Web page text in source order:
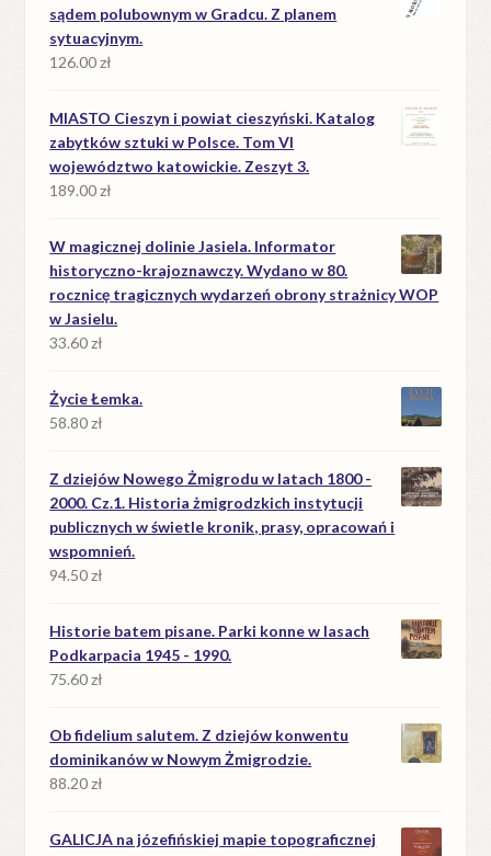
sądem polubownym w Gradcu. Z planem
sytuacyjnym.
126.00zł
MIASTO Cieszyn i powiat cieszyński. Katalog
zabytków sztuki w Polsce. Tom VI
województwo katowickie. Zeszyt 3.
189.00zł
W magicznej dolinie Jasiela. Informator
historyczno-krajoznawczy. Wydano w 80.
rocznicę tragicznych wydarzeń obrony strażnicy WOP
w Jasielu.
33.60zł
Życie Łemka.
58.80zł
Z dziejów Nowego Żmigrodu w latach 1800 -
2000. Cz.1. Historia żmigrodzkich instytucji
publicznych w świetle kronik, prasy, opracowań i
wspomnień.
94.50zł
Historie batem pisane. Parki konne w lasach
Podkarpacia 1945 - 1990.
75.60zł
Ob fidelium salutem. Z dziejów konwentu
dominikanów w Nowym Żmigrodzie.
88.20zł
GALICJA na józefińskiej mapie topograficznej